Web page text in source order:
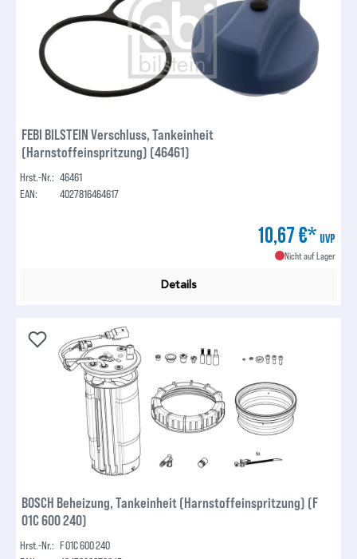
FEBI BILSTEIN Verschluss, Tankeinheit
(Harnstoffeinspritzung) (46461)
Hrst.-Nr.: 46461
EAN:
4027816464617
10,67 €* UVP
Nicht auf Lager
Details
BOSCH Beheizung, Tankeinheit (Harnstoffeinspritzung) (F
01C 600 240)
Hrst.-Nr.: F 01C 600 240